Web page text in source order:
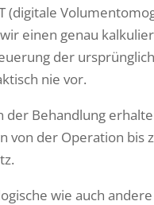
(digitale
einen genau
der
nie vor.
der Behandlung
von der Operation bis
wie auch